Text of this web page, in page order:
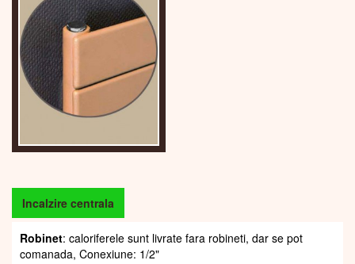
Incalzire centrala
Robinet: caloriferele sunt livrate fara robineti, dar se pot
comanada, Conexiune: 1/2"